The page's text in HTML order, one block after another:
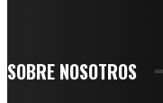
SOBRE NOSOTROS